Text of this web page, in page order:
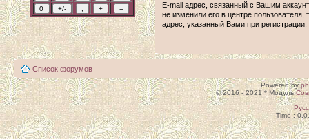
E-mail адрес, связанный с Вашим
не изменили его в центре пользователя,
адрес, указанный Вами при регистрации.
Список форумов
Powered by
© 2016 - 2021 * Модуль
Time :